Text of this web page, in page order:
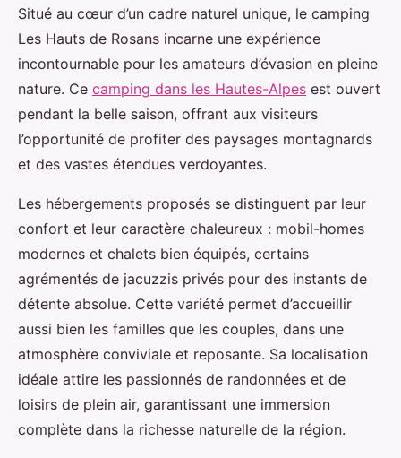
Situé au cœur d’un cadre naturel unique, le camping
Les Hauts de Rosans incarne une expérience
incontournable pour les amateurs d’évasion en pleine
nature. Ce camping dans les Hautes-Alpes est ouvert
pendant la belle saison, offrant aux visiteurs
l’opportunité de profiter des paysages montagnards
et des vastes étendues verdoyantes.
Les hébergements proposés se distinguent par leur
confort et leur caractère chaleureux : mobil-homes
modernes et chalets bien équipés, certains
agrémentés de jacuzzis privés pour des instants de
détente absolue. Cette variété permet d’accueillir
aussi bien les familles que les couples, dans une
atmosphère conviviale et reposante. Sa localisation
idéale attire les passionnés de randonnées et de
loisirs de plein air, garantissant une immersion
complète dans la richesse naturelle de la région.